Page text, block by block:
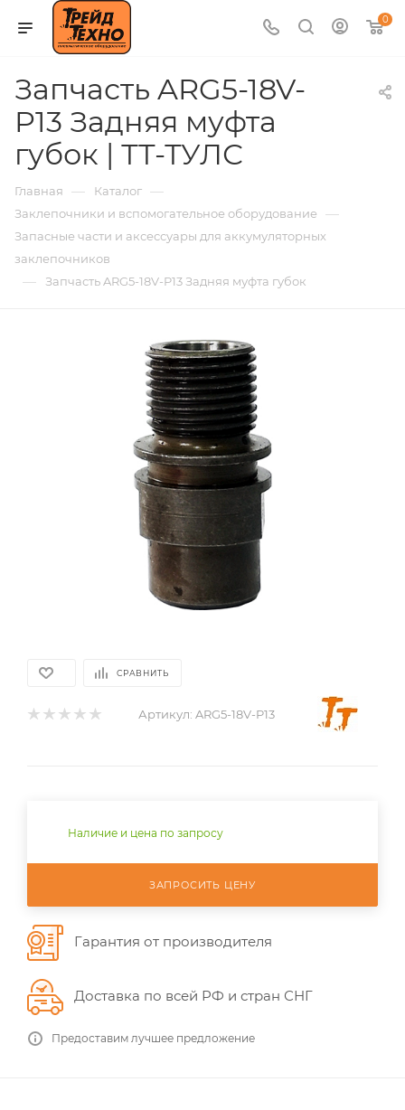
0
Запчасть ARG5-18V-
P13 Задняя муфта
губок | ТТ-ТУЛС
Главная — Каталог —
Заклепочники и вспомогательное оборудование —
Запасные части и аксессуары для аккумуляторных
заклепочников
— Запчасть ARG5-18V-P13 Задняя муфта губок
СРАВНИТЬ
Артикул: ARG5-18V-P13
Наличие и цена по запросу
ЗАПРОСИТЬ ЦЕНУ
Гарантия от производителя
Доставка по всей РФ и стран СНГ
Предоставим лучшее предложение